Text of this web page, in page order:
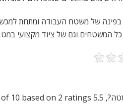
של משטח העבודה ומתחת
כל המשטחים וגם של ציוד מקצועי
,
5.5
10 based on 2 ratings